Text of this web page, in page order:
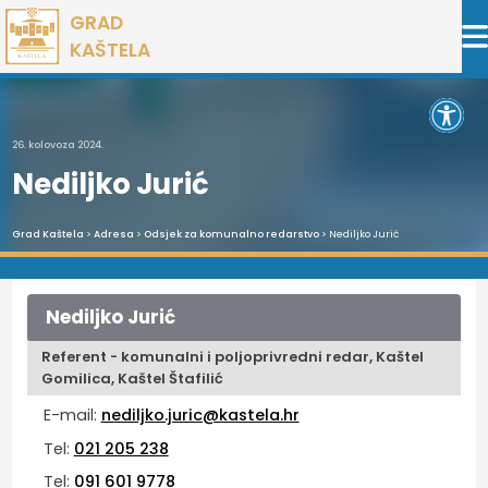
Preskoči
na
sadržaj
GRAD
KAŠTELA
26. kolovoza 2024.
Nediljko Jurić
Grad Kaštela > Adresa > Odsjek za komunalno redarstvo> Nediljko Jurić
Nediljko Jurić
Referent - komunalni i poljoprivredni redar, Kaštel
Gomilica, Kaštel Štafilić
E-mail: nediljko.juric@kastela.hr
Tel: 021 205 238
Tel: 091 601 9778